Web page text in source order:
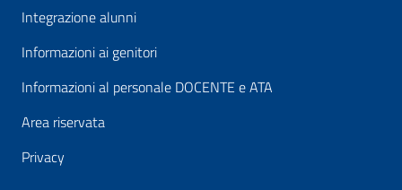
Integrazione alunni
Informazioni ai genitori
Informazioni al personale DOCENTE e ATA
Area riservata
Privacy